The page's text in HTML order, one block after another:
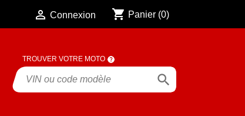
 Connexion shopping_cart Panier (0)
TROUVER VOTRE MOTO
